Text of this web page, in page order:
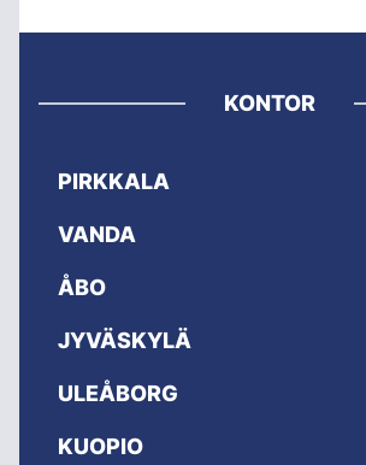
KONTOR
PIRKKALA
VANDA
ÅBO
JYVÄSKYLÄ
ULEÅBORG
KUOPIO